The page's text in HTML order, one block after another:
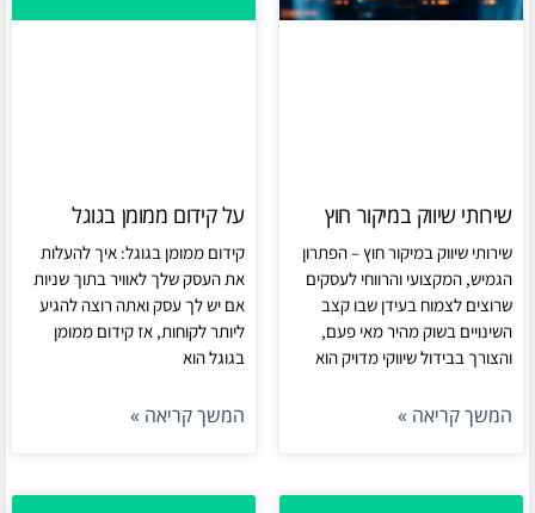
שירותי שיווק במיקור חוץ
שירותי שיווק במיקור חוץ – הפתרון
הגמיש, המקצועי והרווחי לעסקים
שרוצים לצמוח בעידן שבו קצב
השינויים בשוק מהיר מאי פעם,
והצורך בבידול שיווקי מדויק הוא
המשך קריאה »
על קידום ממומן בגוגל
קידום ממומן בגוגל: איך להעלות
את העסק שלך לאוויר בתוך שניות
אם יש לך עסק ואתה רוצה להגיע
ליותר לקוחות, אז קידום ממומן
בגוגל הוא
המשך קריאה »